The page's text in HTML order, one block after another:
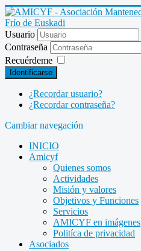
Usuario
Contraseña
Recuérdeme
Identificarse
¿Recordar usuario?
¿Recordar contraseña?
Cambiar navegación
INICIO
Amicyf
Quienes somos
Actividades
Misión y valores
Objetivos y Funciones
Servicios
AMICYF en imágenes
Politíca de privacidad
Asociados